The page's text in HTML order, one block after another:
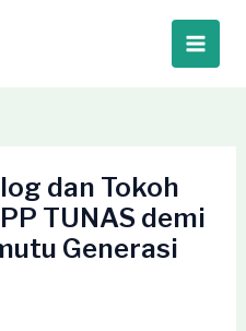
Main
dan Tokoh
TUNAS demi
Generasi